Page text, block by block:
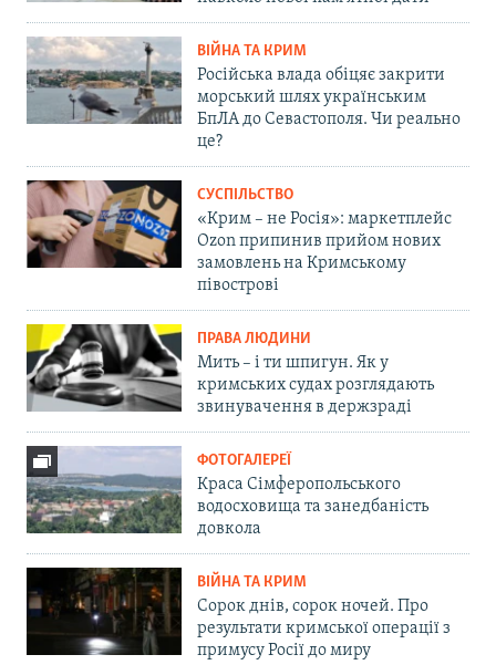
ВІЙНА ТА КРИМ
Російська влада обіцяє закрити
морський шлях українським
БпЛА до Севастополя. Чи реально
це?
СУСПІЛЬСТВО
«Крим – не Росія»: маркетплейс
Ozon припинив прийом нових
замовлень на Кримському
півострові
ПРАВА ЛЮДИНИ
Мить – і ти шпигун. Як у
кримських судах розглядають
звинувачення в держзраді
ФОТОГАЛЕРЕЇ
Краса Сімферопольського
водосховища та занедбаність
довкола
ВІЙНА ТА КРИМ
Сорок днів, сорок ночей. Про
результати кримської операції з
примусу Росії до миру